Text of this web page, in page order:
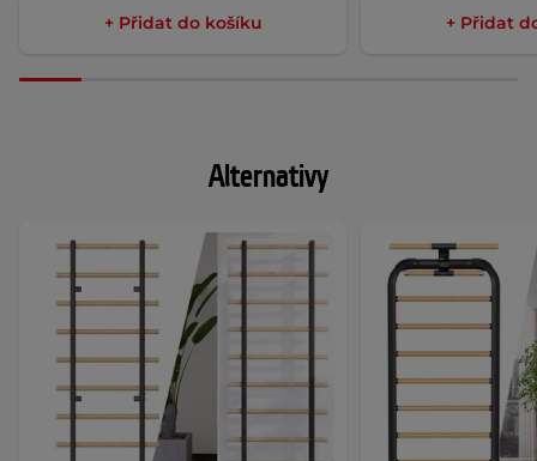
+ Přidat do košíku + Přidat
Alternativy